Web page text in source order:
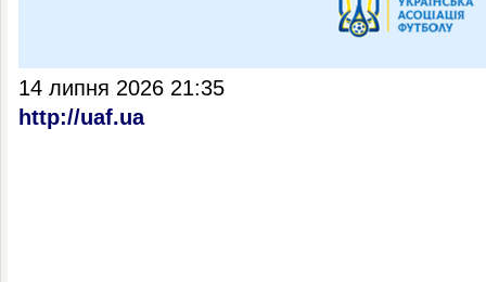
14 липня 2026 21:35
http://uaf.ua